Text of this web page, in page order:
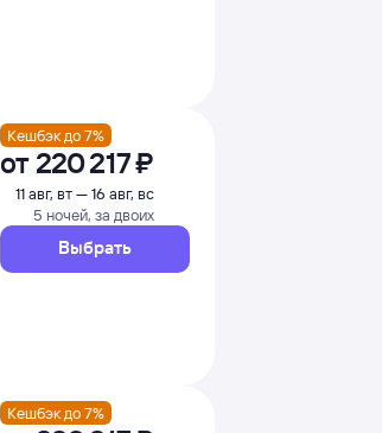
Кешбэк до 7%
от 220 ⁠217 ⁠₽
11 авг, вт — 16 авг, вс
5 ночей, за двоих
Выбрать
Кешбэк до 7%